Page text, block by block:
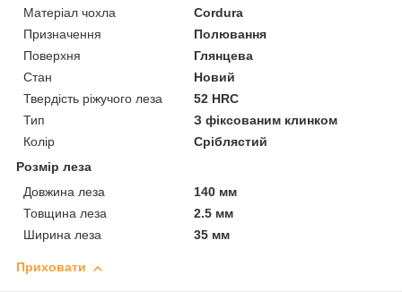
Матеріал чохла
Cordura
Призначення
Полювання
Поверхня
Глянцева
Стан
Новий
Твердість ріжучого леза
52 HRC
Тип
З фіксованим клинком
Колір
Сріблястий
Розмір леза
Довжина леза
140 мм
Товщина леза
2.5 мм
Ширина леза
35 мм
Приховати